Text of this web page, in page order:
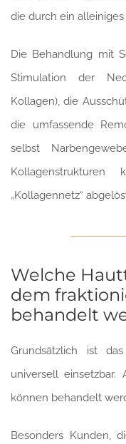
die durch ein
Die Behandlung mit
Stimulation der
Kollagen), die
die umfassende
selbst
„Kollagennetz“
Welche
dem
behandelt
Grundsätzlich ist
universell einsetzbar.
können behandelt
Besonders Kunden,